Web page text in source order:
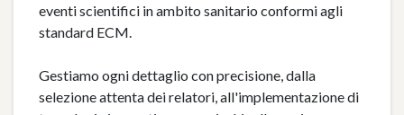
eventi scientifici in ambito sanitario conformi agli
standard ECM.
Gestiamo ogni dettaglio con precisione, dalla
selezione attenta dei relatori, all'implementazione di